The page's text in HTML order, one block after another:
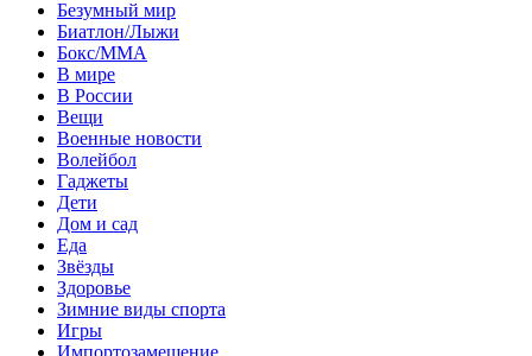
Безумный мир
Биатлон/Лыжи
Бокс/MMA
В мире
В России
Вещи
Военные новости
Волейбол
Гаджеты
Дети
Дом и сад
Еда
Звёзды
Здоровье
Зимние виды спорта
Игры
Импортозамещение